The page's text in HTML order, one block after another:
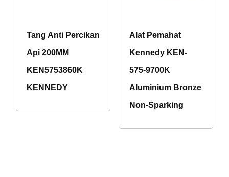
Tang Anti Percikan
Api 200MM
KEN5753860K
KENNEDY
Alat Pemahat
Kennedy KEN-
575-9700K
Aluminium Bronze
Non-Sparking